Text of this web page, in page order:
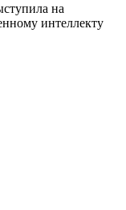
на
интеллекту